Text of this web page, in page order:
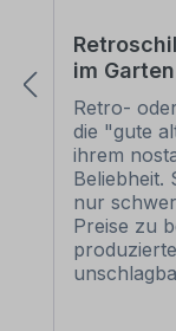
im Garten
Retro-
die "gute
ihrem
Beliebheit.
nur
Preise zu